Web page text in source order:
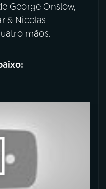
George Onslow,
& Nicolas
mãos.